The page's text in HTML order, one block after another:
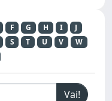
F G H I
J
S T U V
W